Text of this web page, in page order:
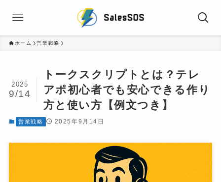
ホーム 営業戦略
トークスクリプトとは？テレ
アポ初心者でも安心できる作り
方と使い方【例文つき】
2025
9/14
営業戦略 2025年9月14日